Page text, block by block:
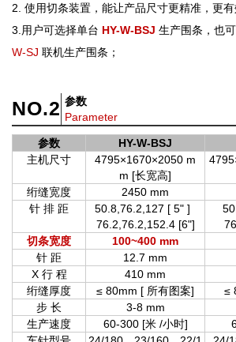
2. 使用切条装置，能让产品尺寸更精准，更有
3.用户可选择单台 HY-W-BSJ 生产围条，也
W-SJ 联机生产围条；
NO.2 参数
Parameter
参数 HY-W-BSJ
主机尺寸
4795×1670×2050 m
m [长宽高]
绗缝宽度
2450 mm
针 排 距
50.8,76.2,127 [ 5" ]
76.2,76.2,152.4 [6"]
切条宽度
100~400 mm
针 距
12.7 mm
X 行 程
410 mm
绗缝厚度
≤ 80mm [ 所有图案]
≤
步 长
3-8 mm
生产速度
60-300 [米 /小时]